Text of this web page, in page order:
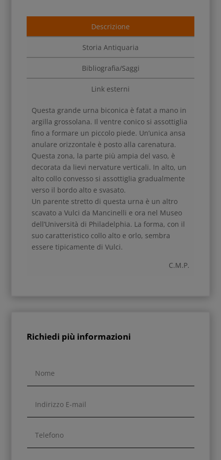
Descrizione
Storia Antiquaria
Bibliografia/Saggi
Link esterni
Questa grande urna biconica è fatat a mano in
argilla grossolana. Il ventre conico si assottiglia
fino a formare un piccolo piede. Un’unica ansa
anulare orizzontale è posto alla carenatura.
Questa zona, la parte più ampia del vaso, è
decorata da lievi nervature verticali. In alto, un
alto collo convesso si assottiglia gradualmente
verso il bordo alto e svasato.
Un parente stretto di questa urna è un altro
scavato a Vulci da Mancinelli e ora nel Museo
dell’Università di Philadelphia. La forma, con il
suo caratteristico collo alto e orlo, sembra
essere tipicamente di Vulci.
C.M.P.
Richiedi più informazioni